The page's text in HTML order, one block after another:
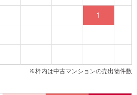
1
※枠内は中古マンションの売出物件数